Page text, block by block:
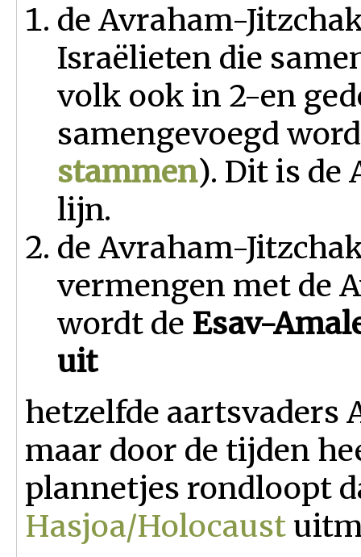
de Avraham-
Israëlieten die
volk ook in 2-en
samengevoegd
stammen). Dit is de
lijn.
de Avraham-
vermengen met de
wordt de Esav-
uit
hetzelfde aartsvaders
maar door de tijden
plannetjes rondloopt
Hasjoa/Holocaust